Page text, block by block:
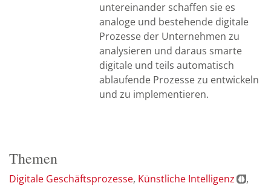
untereinander schaffen sie es
analoge und bestehende digitale
Prozesse der Unternehmen zu
analysieren und daraus smarte
digitale und teils automatisch
ablaufende Prozesse zu entwickeln
und zu implementieren.
Themen
Digitale Geschäftsprozesse Künstliche Intelligenz